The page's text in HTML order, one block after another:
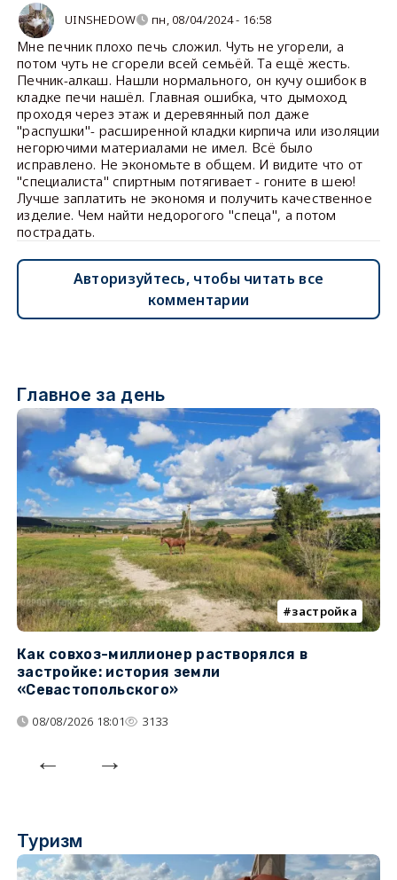
UINSHEDOW пн, 08/04/2024 - 16:58
Мне печник плохо печь сложил. Чуть не угорели, а
потом чуть не сгорели всей семьёй. Та ещё жесть.
Печник-алкаш. Нашли нормального, он кучу ошибок в
кладке печи нашёл. Главная ошибка, что дымоход
проходя через этаж и деревянный пол даже
"распушки"- расширенной кладки кирпича или изоляции
негорючими материалами не имел. Всё было
исправлено. Не экономьте в общем. И видите что от
"специалиста" спиртным потягивает - гоните в шею!
Лучше заплатить не экономя и получить качественное
изделие. Чем найти недорогого "спеца", а потом
пострадать.
Авторизуйтесь, чтобы читать все
комментарии
Главное за день
застройка
Как совхоз-миллионер растворялся в
застройке: история земли
«Севастопольского»
08/08/2026 18:01 3133
Туризм